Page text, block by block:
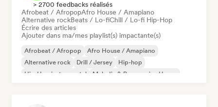
> 2700 feedbacks réalisés
Afrobeat / AfropopAfro House / Amapiano
Alternative rockBeats / Lo-fiChill / Lo-fi Hip-Hop
Écrire des articles
Ajouter dans ma/mes playlist(s) impactante(s)
Afrobeat / Afropop
Afro House / Amapiano
Alternative rock
Drill / Jersey
Hip-hop
Hip-Hop instrumental
Melodic & Progressive House